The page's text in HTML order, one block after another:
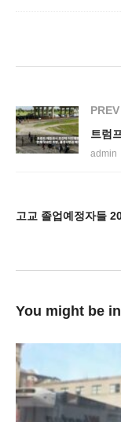
PREV
admin
You might be